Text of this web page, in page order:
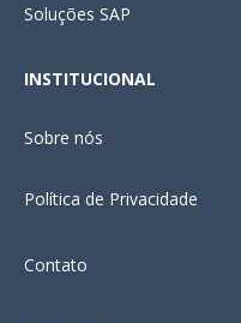
Soluções SAP
INSTITUCIONAL
Sobre nós
Política de Privacidade
Contato